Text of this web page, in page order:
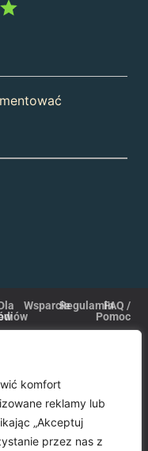
komfort
reklamy lub
„Akceptuj
przez nas z
WsparcieRegulaminFAQ /
Pomoc
44 00
060 388